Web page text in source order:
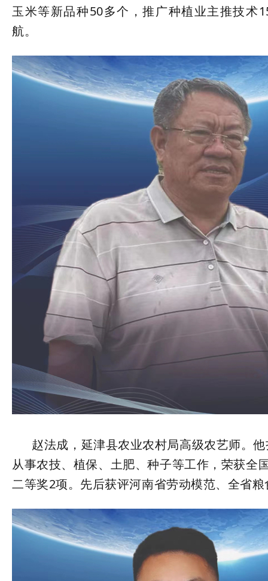
玉米等新品种50多个，推广种植业主推技术
航。
赵法成，延津县农业农村局高级农艺师。他
从事农技、植保、土肥、种子等工作，荣获全
二等奖2项。先后获评河南省劳动模范、全省